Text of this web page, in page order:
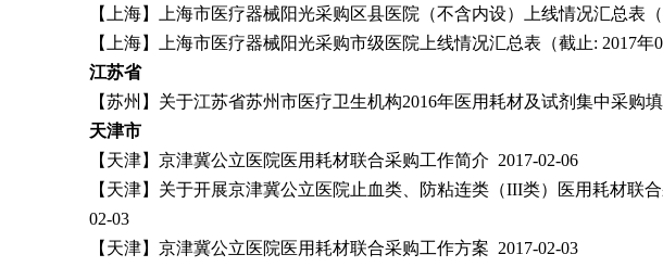
【上海】上海市医疗器械阳光采购区县医院（不含内设）上线情况汇总表
【上海】上海市医疗器械阳光采购市级医院上线情况汇总表（截止: 2017年
江苏省
【苏州】关于江苏省苏州市医疗卫生机构2016年医用耗材及试剂集中采购
天津市
【天津】京津冀公立医院医用耗材联合采购工作简介 2017-02-06
【天津】关于开展京津冀公立医院止血类、防粘连类（III类）医用耗材联
02-03
【天津】京津冀公立医院医用耗材联合采购工作方案 2017-02-03